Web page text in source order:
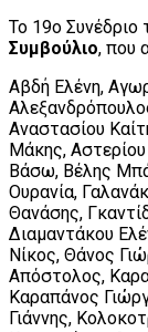
Το 19ο Συνέδριο
Συμβούλιο, που
Αβδή Ελένη,
Αναστασίου
Μάκης,
Βάσω, Βέλης
Ουρανία,
Θανάσης,
Διαμαντάκου
Νίκος, Θάνος
Απόστολος,
Καραπάνος
Γιάννης,